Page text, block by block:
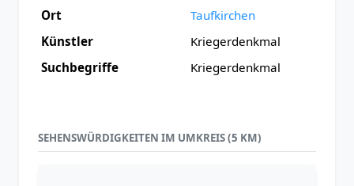
Ort
Taufkirchen
Künstler
Kriegerdenkmal
Suchbegriffe
Kriegerdenkmal
SEHENSWÜRDIGKEITEN IM UMKREIS (5 KM)